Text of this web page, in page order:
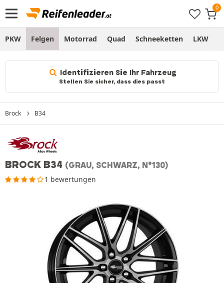
PKW Felgen Motorrad Quad Schneeketten LKW
Identifizieren Sie Ihr Fahrzeug
Stellen Sie sicher, dass dies passt
Brock B34
BROCK B34 (GRAU, SCHWARZ, N°130)
1 bewertungen